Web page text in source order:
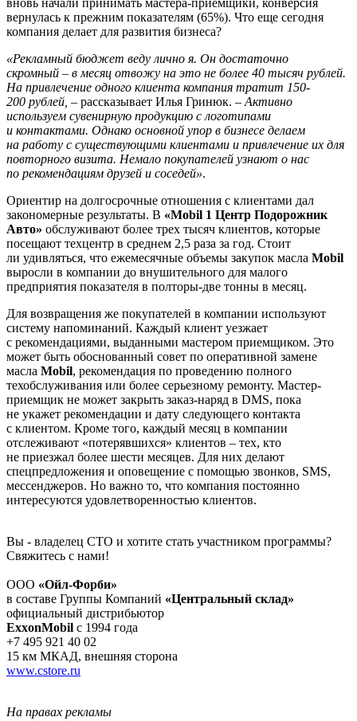
вернулась к прежним показателям (65%). Что еще сегодня
компания делает для развития бизнеса?
«Рекламный бюджет веду лично я. Он достаточно
скромный – в месяц отвожу на это не более 40 тысяч рублей.
На привлечение одного клиента компания тратит 150-
200 рублей, – рассказывает Илья Гринюк. – Активно
используем сувенирную продукцию с логотипами
и контактами. Однако основной упор в бизнесе делаем
на работу с существующими клиентами и привлечение их для
повторного визита. Немало покупателей узнают о нас
по рекомендациям друзей и соседей».
Ориентир на долгосрочные отношения с клиентами дал
закономерные результаты. В «Mobil 1 Центр Подорожник
Авто» обслуживают более трех тысяч клиентов, которые
посещают техцентр в среднем 2,5 раза за год. Стоит
ли удивляться, что ежемесячные объемы закупок масла Mobil
выросли в компании до внушительного для малого
предприятия показателя в полторы-две тонны в месяц.
Для возвращения же покупателей в компании используют
систему напоминаний. Каждый клиент уезжает
с рекомендациями, выданными мастером приемщиком. Это
может быть обоснованный совет по оперативной замене
масла Mobil, рекомендация по проведению полного
техобслуживания или более серьезному ремонту. Мастер-
приемщик не может закрыть заказ-наряд в DMS, пока
не укажет рекомендации и дату следующего контакта
с клиентом. Кроме того, каждый месяц в компании
отслеживают «потерявшихся» клиентов – тех, кто
не приезжал более шести месяцев. Для них делают
спецпредложения и оповещение с помощью звонков, SMS,
мессенджеров. Но важно то, что компания постоянно
интересуются удовлетворенностью клиентов.
Вы - владелец СТО и хотите стать участником программы?
Свяжитесь с нами!
ООО «Ойл-Форби»
в составе Группы Компаний «Центральный склад»
официальный дистрибьютор
ExxonMobil c 1994 года
+7 495 921 40 02
15 км МКАД, внешняя сторона
www.cstore.ru
На правах рекламы